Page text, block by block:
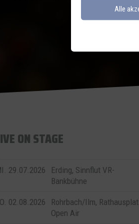
Alle
ON STAGE
29.07.2026
Erding, Sinnflut VR-
Bankbühne
02.08.2026
Rohrbach/Ilm,
Open Air